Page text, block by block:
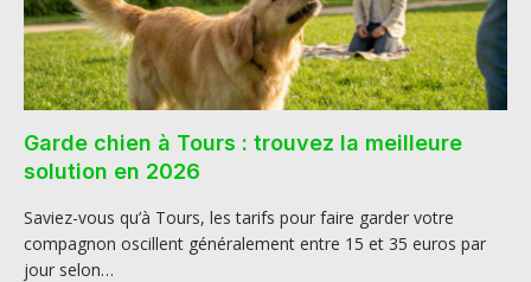
Garde chien à Tours : trouvez la meilleure
solution en 2026
Saviez-vous qu’à Tours, les tarifs pour faire garder votre
compagnon oscillent généralement entre 15 et 35 euros par
jour selon…